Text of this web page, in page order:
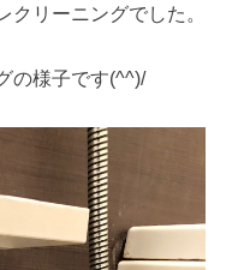
リーニングでした。
の様子です(^^)/